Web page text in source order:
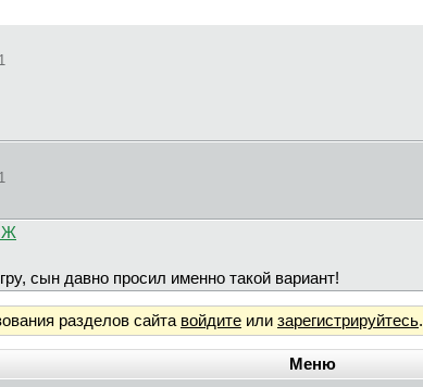
Ж
сын давно просил именно такой вариант!
разделов сайта войдите или зарегистрируйтесь.
Меню